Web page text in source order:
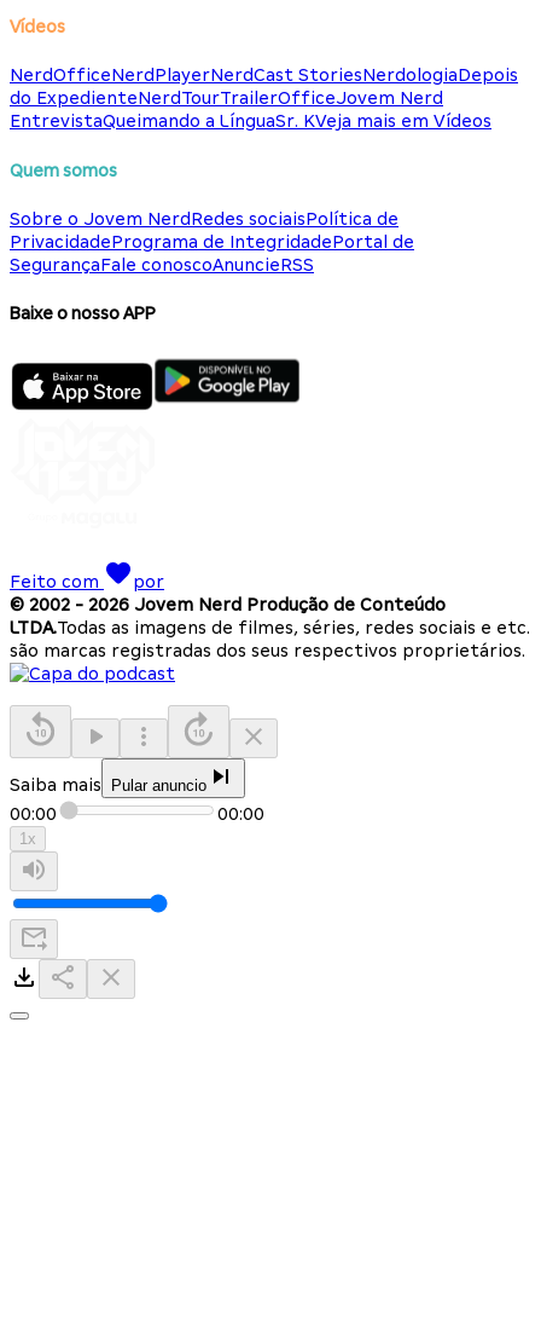
Vídeos
NerdOfficeNerdPlayerNerdCast StoriesNerdologiaDepois
do ExpedienteNerdTourTrailerOfficeJovem Nerd
EntrevistaQueimando a LínguaSr. KVeja mais em Vídeos
Quem somos
Sobre o Jovem NerdRedes sociaisPolítica de
PrivacidadePrograma de IntegridadePortal de
SegurançaFale conoscoAnuncieRSS
Baixe o nosso APP
Feito com
por
© 2002 - 2026 Jovem Nerd Produção de Conteúdo
LTDA.Todas as imagens de filmes, séries, redes sociais e etc.
são marcas registradas dos seus respectivos proprietários.
Saiba mais Pular anuncio
00:00 00:00
1x